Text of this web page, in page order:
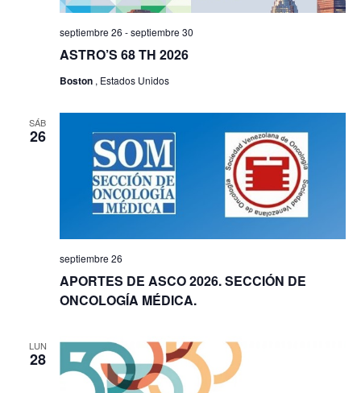
ASTRO’S 68 TH 2026
septiembre 26 -septiembre 30
Boston , Estados Unidos
SÁB
26
APORTES DE ASCO 2026. SECCIÓN DE
ONCOLOGÍA MÉDICA.
septiembre 26
LUN
28